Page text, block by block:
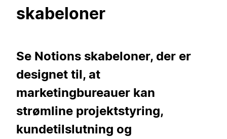
skabeloner
Se Notions skabeloner, der er
designet til, at
marketingbureauer kan
strømline projektstyring,
kundetilslutning og